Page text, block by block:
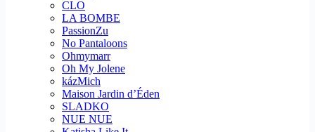
CLO
LA BOMBE
PassionZu
No Pantaloons
Ohmymarr
Oh My Jolene
kázMich
Maison Jardin d’Éden
SLADKO
NUE NUE